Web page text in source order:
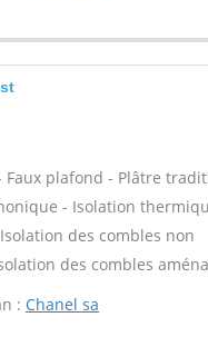
Faux plafond - Plâtre
- Isolation
des combles non
des combles
: Chanel sa